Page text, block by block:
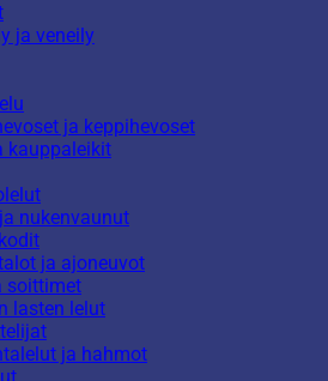
ja veneily
ja keppihevoset
kauppaleikit
nukenvaunut
ja ajoneuvot
soittimet
lasten lelut
ja hahmot